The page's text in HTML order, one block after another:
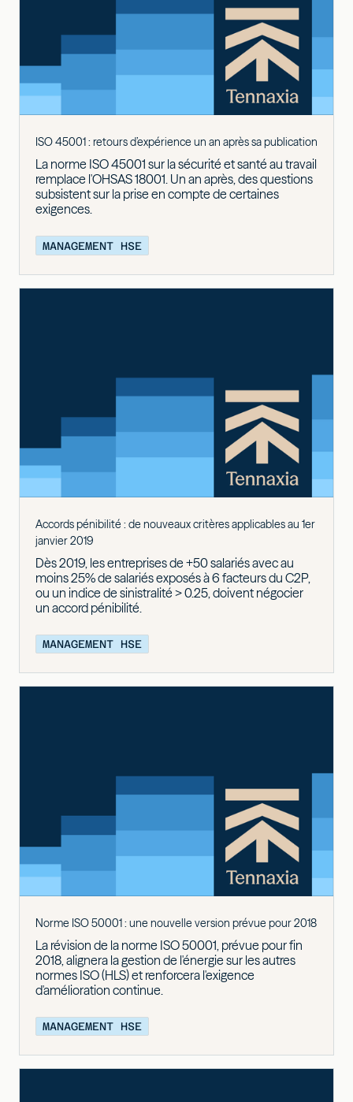
ISO 45001 : retours d’expérience un an après sa publication
La norme ISO 45001 sur la sécurité et santé au travail
remplace l'OHSAS 18001. Un an après, des questions
subsistent sur la prise en compte de certaines
exigences.
MANAGEMENT HSE
Accords pénibilité : de nouveaux critères applicables au 1er
janvier 2019
Dès 2019, les entreprises de +50 salariés avec au
moins 25% de salariés exposés à 6 facteurs du C2P,
ou un indice de sinistralité > 0.25, doivent négocier
un accord pénibilité.
MANAGEMENT HSE
Norme ISO 50001 : une nouvelle version prévue pour 2018
La révision de la norme ISO 50001, prévue pour fin
2018, alignera la gestion de l'énergie sur les autres
normes ISO (HLS) et renforcera l'exigence
d'amélioration continue.
MANAGEMENT HSE